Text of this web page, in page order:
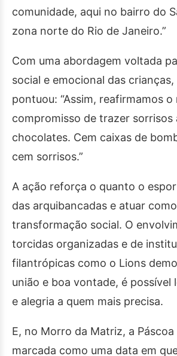
comunidade, aqui no bairro do
zona norte do Rio de Janeiro.”
Com uma abordagem voltada
social e emocional das
pontuou: “Assim, reafirmamos o
compromisso de trazer sorrisos
chocolates. Cem caixas de
cem sorrisos.”
A ação reforça o quanto o
das arquibancadas e atuar
transformação social. O
torcidas organizadas e de
filantrópicas como o Lions
união e boa vontade, é possível
e alegria a quem mais precisa.
E, no Morro da Matriz, a
marcada como uma data em